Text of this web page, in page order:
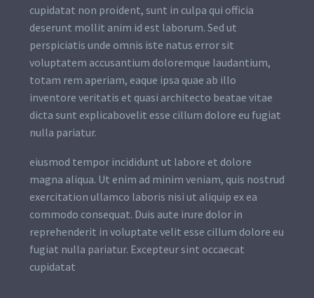
cupidatat non proident, sunt in culpa qui officia
deserunt mollit anim id est laborum. Sed ut
perspiciatis unde omnis iste natus error sit
voluptatem accusantium doloremque laudantium,
totam rem aperiam, eaque ipsa quae ab illo
inventore veritatis et quasi architecto beatae vitae
dicta sunt explicabovelit esse cillum dolore eu fugiat
nulla pariatur.
eiusmod tempor incididunt ut labore et dolore
magna aliqua. Ut enim ad minim veniam, quis nostrud
exercitation ullamco laboris nisi ut aliquip ex ea
commodo consequat. Duis aute irure dolor in
reprehenderit in voluptate velit esse cillum dolore eu
fugiat nulla pariatur. Excepteur sint occaecat
cupidatat